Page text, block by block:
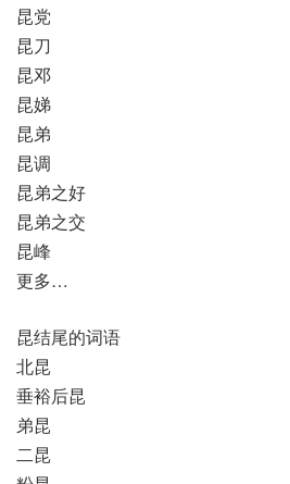
昆党
昆刀
昆邓
昆娣
昆弟
昆调
昆弟之好
昆弟之交
昆峰
更多…
昆结尾的词语
北昆
垂裕后昆
弟昆
二昆